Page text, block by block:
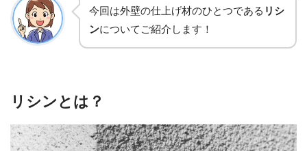
今回は外壁の仕上げ材のひとつである リシ
ンについてご紹介します！
リシンとは？